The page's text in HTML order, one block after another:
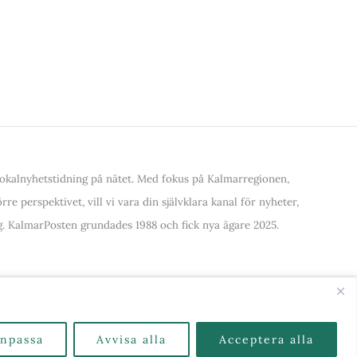
Avvisa alla Acceptera alla
på nätet. Med fokus på Kalmarregionen,
perspektivet, vill vi vara din självklara kanal för nyheter,
KalmarPosten grundades 1988 och fick nya ägare 2025.
Kategorier & Ämnen här